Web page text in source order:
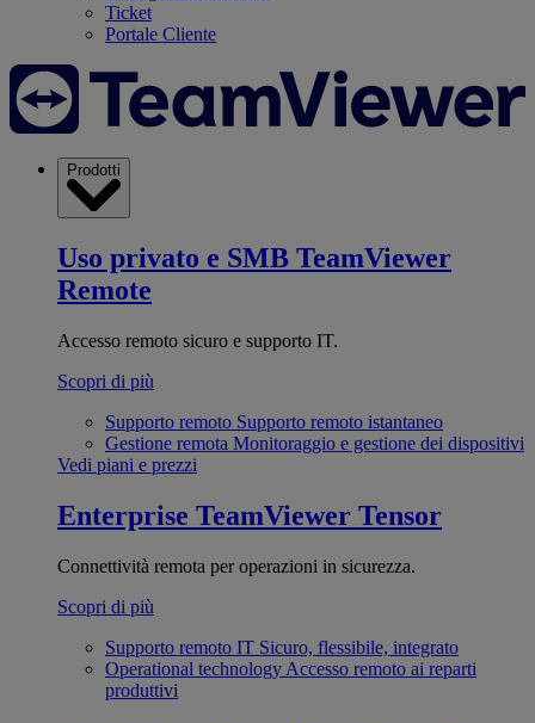
Ticket
Portale Cliente
Prodotti
Uso privato e SMB TeamViewer
Remote
Accesso remoto sicuro e supporto IT.
Scopri di più
Supporto remoto Supporto remoto istantaneo
Gestione remota Monitoraggio e gestione dei dispositivi
Vedi piani e prezzi
Enterprise TeamViewer Tensor
Connettività remota per operazioni in sicurezza.
Scopri di più
Supporto remoto IT Sicuro, flessibile, integrato
Operational technology Accesso remoto ai reparti
produttivi